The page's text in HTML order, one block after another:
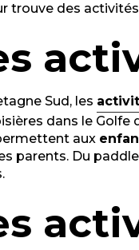
trouve des
Sud, les activi
dans le Golfe
aux
parents. Du